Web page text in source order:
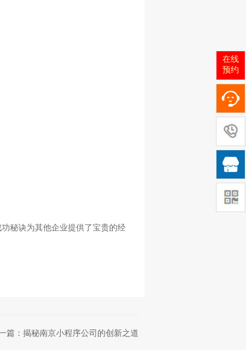
秘诀为其他企业提供了宝贵的经
篇：揭秘南京小程序公司的创新之道
在线
预约
